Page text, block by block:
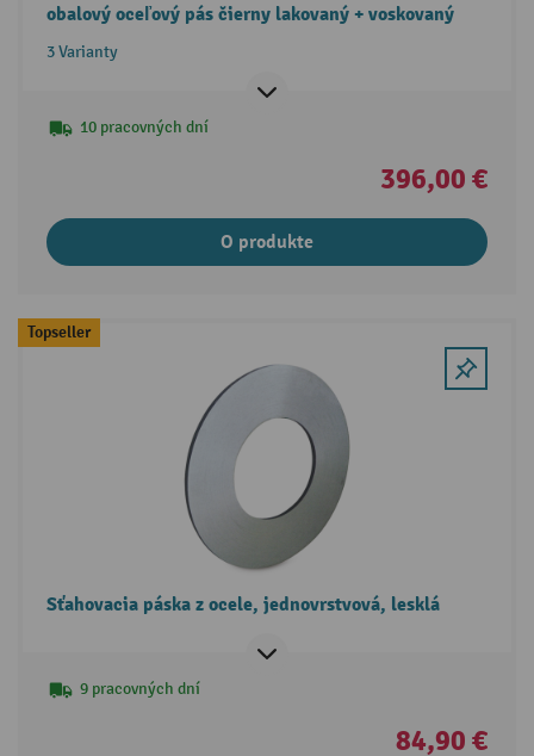
obalový oceľový pás čierny lakovaný + voskovaný
3 Varianty
10 pracovných dní
396,00 €
O produkte
Topseller
Sťahovacia páska z ocele, jednovrstvová, lesklá
9 pracovných dní
84,90 €